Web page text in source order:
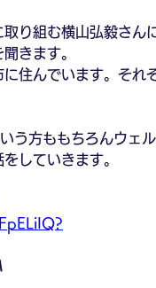
り組む横山弘毅さん
きます。
住んでいます。それ
う方ももちろんウェ
していきます。